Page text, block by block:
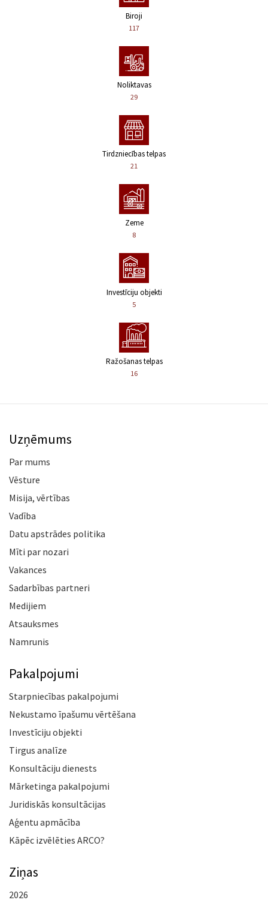
Biroji
117
Noliktavas
29
Tirdzniecības telpas
21
Zeme
8
Investīciju objekti
5
Ražošanas telpas
16
Uzņēmums
Par mums
Vēsture
Misija, vērtības
Vadība
Datu apstrādes politika
Mīti par nozari
Vakances
Sadarbības partneri
Medijiem
Atsauksmes
Namrunis
Pakalpojumi
Starpniecības pakalpojumi
Nekustamo īpašumu vērtēšana
Investīciju objekti
Tirgus analīze
Konsultāciju dienests
Mārketinga pakalpojumi
Juridiskās konsultācijas
Aģentu apmācība
Kāpēc izvēlēties ARCO?
Ziņas
2026